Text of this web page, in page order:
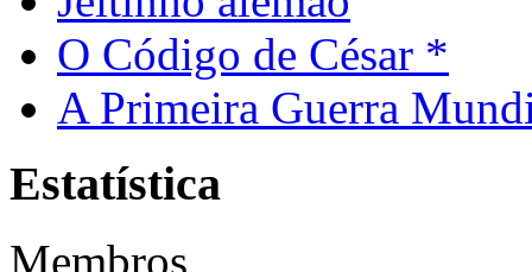
O Código de César *
A Primeira Guerra
Estatística
Membros